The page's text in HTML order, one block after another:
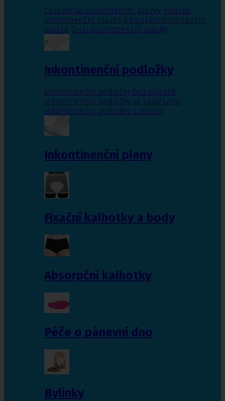
Chlapecké inkontinenční plavky, Pánské
inkontinenční plavky, Dámské inkontinenční
plavky, Dívčí inkontinenční plavky
Inkontinenční podložky
Inkontinenční podložky bez záložek,
Inkontinenční podložky se záložkami,
Inkontinenční podložky s lepítky
Inkontinenční pleny
Fixační kalhotky a body
Absorpční kalhotky
Péče o pánevní dno
Bylinky